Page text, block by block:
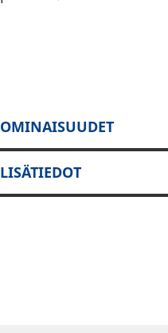
OMINAISUUDET
LISÄTIEDOT